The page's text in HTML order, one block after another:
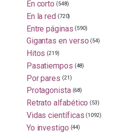
En corto (548)
En la red (720)
Entre páginas (590)
Gigantas en verso (54)
Hitos (219)
Pasatiempos (48)
Por pares (21)
Protagonista (68)
Retrato alfabético (53)
Vidas científicas (1092)
Yo investigo (44)